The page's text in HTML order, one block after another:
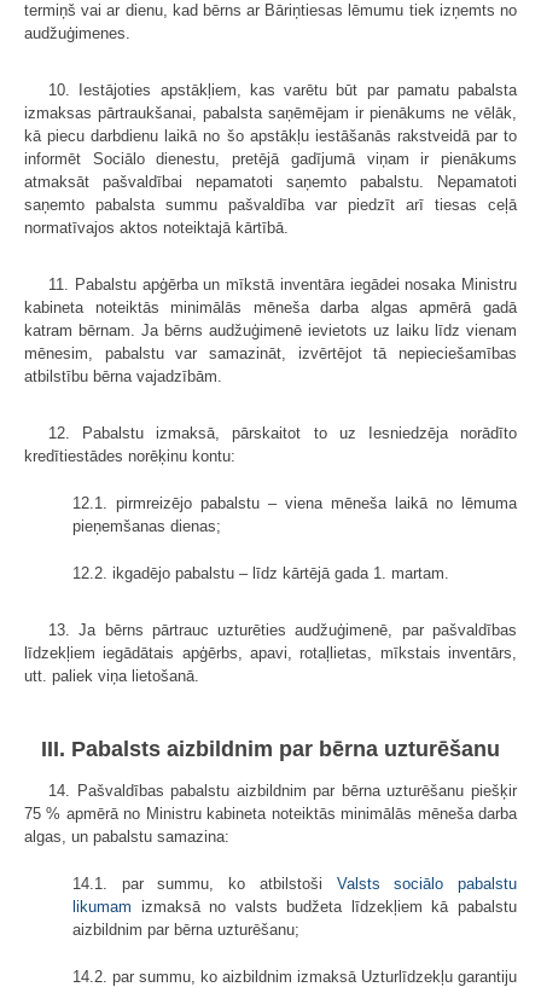
termiņš vai ar dienu, kad bērns ar Bāriņtiesas lēmumu tiek izņemts no
audžuģimenes.
10. Iestājoties apstākļiem, kas varētu būt par pamatu pabalsta
izmaksas pārtraukšanai, pabalsta saņēmējam ir pienākums ne vēlāk,
kā piecu darbdienu laikā no šo apstākļu iestāšanās rakstveidā par to
informēt Sociālo dienestu, pretējā gadījumā viņam ir pienākums
atmaksāt pašvaldībai nepamatoti saņemto pabalstu. Nepamatoti
saņemto pabalsta summu pašvaldība var piedzīt arī tiesas ceļā
normatīvajos aktos noteiktajā kārtībā.
11. Pabalstu apģērba un mīkstā inventāra iegādei nosaka Ministru
kabineta noteiktās minimālās mēneša darba algas apmērā gadā
katram bērnam. Ja bērns audžuģimenē ievietots uz laiku līdz vienam
mēnesim, pabalstu var samazināt, izvērtējot tā nepieciešamības
atbilstību bērna vajadzībām.
12. Pabalstu izmaksā, pārskaitot to uz Iesniedzēja norādīto
kredītiestādes norēķinu kontu:
12.1. pirmreizējo pabalstu – viena mēneša laikā no lēmuma
pieņemšanas dienas;
12.2. ikgadējo pabalstu – līdz kārtējā gada 1. martam.
13. Ja bērns pārtrauc uzturēties audžuģimenē, par pašvaldības
līdzekļiem iegādātais apģērbs, apavi, rotaļlietas, mīkstais inventārs,
utt. paliek viņa lietošanā.
III. Pabalsts aizbildnim par bērna uzturēšanu
14. Pašvaldības pabalstu aizbildnim par bērna uzturēšanu piešķir
75 % apmērā no Ministru kabineta noteiktās minimālās mēneša darba
algas, un pabalstu samazina:
14.1. par summu, ko atbilstoši Valsts sociālo pabalstu
likumam izmaksā no valsts budžeta līdzekļiem kā pabalstu
aizbildnim par bērna uzturēšanu;
14.2. par summu, ko aizbildnim izmaksā Uzturlīdzekļu garantiju